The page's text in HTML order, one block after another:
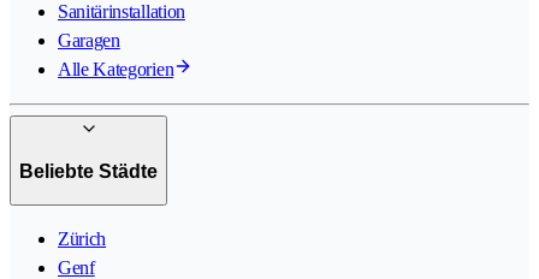
Sanitärinstallation
Garagen
Alle Kategorien
Beliebte Städte
Zürich
Genf